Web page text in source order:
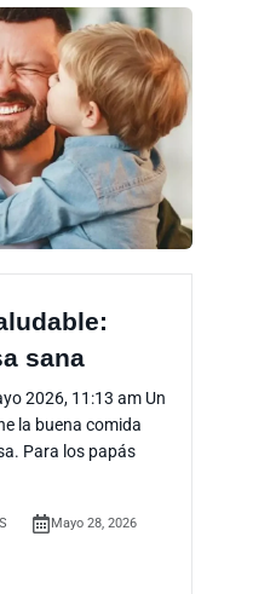
sana
2026, 11:13 am Un
la buena comida
Para los papás
Mayo 28, 2026